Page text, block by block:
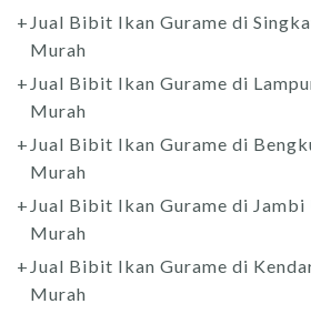
Jual Bibit Ikan Gurame di
Murah
Jual Bibit Ikan Gurame di
Murah
Jual Bibit Ikan Gurame di
Murah
Jual Bibit Ikan Gurame di
Murah
Jual Bibit Ikan Gurame di
Murah